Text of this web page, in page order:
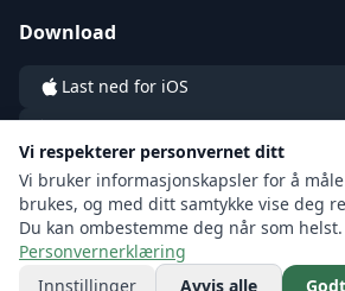
Download
Last ned for iOS
Last ned for Android
© 2026 LOGI by LOGI Labs sp. z o.o.
Vi respekterer personvernet ditt
Vi bruker informasjonskapsler for å
brukes, og med ditt samtykke vise deg
Du kan ombestemme deg når som helst.
Personvernerklæring
Innstillinger
Avvis alle